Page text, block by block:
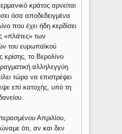
κράτος αρνείται
όσα αποδεδειγμένα
που έχει ήδη κερδίσει
«πλάτες» των
του ευρωπαϊκού
κρίσης, το Βερολίνο
αλληλεγγύη
τώρα να επιστρέψει
επί κατοχής, υπό τη
Απριλίου,
ότι, αν και δεν